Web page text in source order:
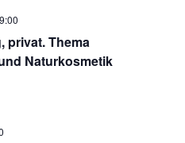
privat. Thema
Naturkosmetik